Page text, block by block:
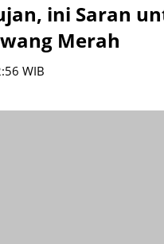
ini Saran
Merah
WIB